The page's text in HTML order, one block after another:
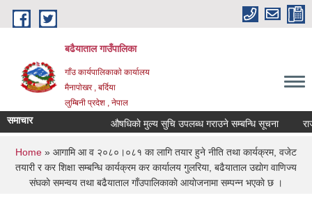
Skip to main content
बढैयाताल गाउँपालिका
गाँउ कार्यपालिकाकाे कार्यालय
मैनापाेखर , बर्दिया
लुम्बिनी प्रदेश , नेपाल
समाचार औषधिकाे मुल्य सुचि उपलब्ध गराउने सम्बन्धि सूचना
You are here
Home » आगामि आ व २०८०।०८१ का लागि तयार हुने नीति तथा कार्यक्रम, वजेट
तयारी र कर शिक्षा सम्बन्धि कार्यक्रम कर कार्यालय गुलरिया, बढैयाताल उद्याेग वाणिज्य
स‌ंघकाे समन्वय तथा बढैयाताल गाँउपालिकाकाे आयाेजनामा सम्पन्न भएकाे छ ।